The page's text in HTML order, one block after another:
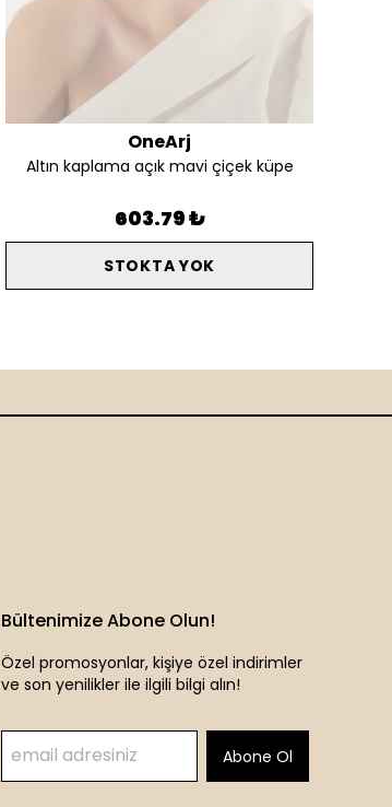
OneArj
Altın kaplama açık mavi çiçek küpe
603.79 ₺
STOKTA YOK
Bültenimize Abone Olun!
Özel promosyonlar, kişiye özel indirimler
ve son yenilikler ile ilgili bilgi alın!
Abone Ol